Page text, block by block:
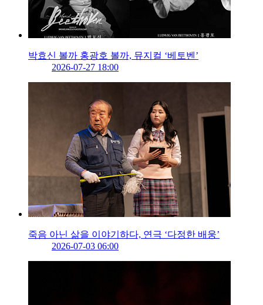
박효신 볼까 홍광호 볼까, 뮤지컬 ‘베토벤’
2026-07-27 18:00
죽음 아닌 삶을 이야기하다, 연극 ‘다정한 배웅’
2026-07-03 06:00